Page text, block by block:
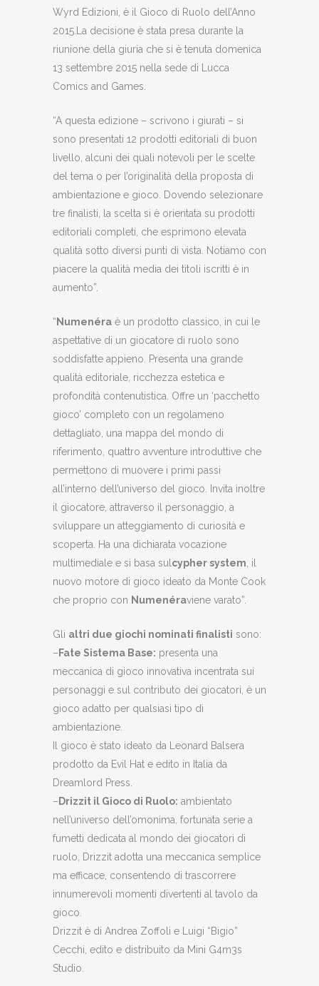
Wyrd Edizioni, è il Gioco di Ruolo dell’Anno
2015.La decisione è stata presa durante la
riunione della giuria che si è tenuta domenica
13 settembre 2015 nella sede di Lucca
Comics and Games.
“A questa edizione – scrivono i giurati – si
sono presentati 12 prodotti editoriali di buon
livello, alcuni dei quali notevoli per le scelte
del tema o per l’originalità della proposta di
ambientazione e gioco. Dovendo selezionare
tre finalisti, la scelta si è orientata su prodotti
editoriali completi, che esprimono elevata
qualità sotto diversi punti di vista. Notiamo con
piacere la qualità media dei titoli iscritti è in
aumento”.
“ Numenéra è un prodotto classico, in cui le
aspettative di un giocatore di ruolo sono
soddisfatte appieno. Presenta una grande
qualità editoriale, ricchezza estetica e
profondità contenutistica. Offre un ‘pacchetto
gioco’ completo con un regolameno
dettagliato, una mappa del mondo di
riferimento, quattro avventure introduttive che
permettono di muovere i primi passi
all’interno dell’universo del gioco. Invita inoltre
il giocatore, attraverso il personaggio, a
sviluppare un atteggiamento di curiosità e
scoperta. Ha una dichiarata vocazione
multimediale e si basa sul cypher system , il
nuovo motore di gioco ideato da Monte Cook
che proprio con Numenéraviene varato”.
Gli altri due giochi nominati finalisti sono:
– Fate Sistema Base: presenta una
meccanica di gioco innovativa incentrata sui
personaggi e sul contributo dei giocatori, è un
gioco adatto per qualsiasi tipo di
ambientazione.
Il gioco è stato ideato da Leonard Balsera
prodotto da Evil Hat e edito in Italia da
Dreamlord Press.
– Drizzit il Gioco di Ruolo: ambientato
nell’universo dell’omonima, fortunata serie a
fumetti dedicata al mondo dei giocatori di
ruolo, Drizzit adotta una meccanica semplice
ma efficace, consentendo di trascorrere
innumerevoli momenti divertenti al tavolo da
gioco.
Drizzit è di Andrea Zoffoli e Luigi “Bigio”
Cecchi, edito e distribuito da Mini G4m3s
Studio.